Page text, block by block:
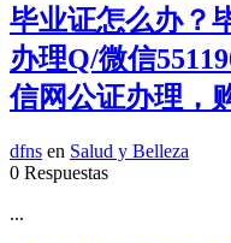
毕业证怎么办？
办理Q/微信
信网公证办理，
dfns en Salud y Belleza
0 Respuestas
...